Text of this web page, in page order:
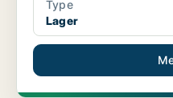
Type
Lager